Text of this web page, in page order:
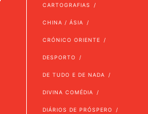
CARTOGRAFIAS
CHINA / ÁSIA
CRÓNICO ORIENTE
DESPORTO
DE TUDO E DE NADA
DIVINA COMÉDIA
DIÁRIOS DE PRÓSPERO